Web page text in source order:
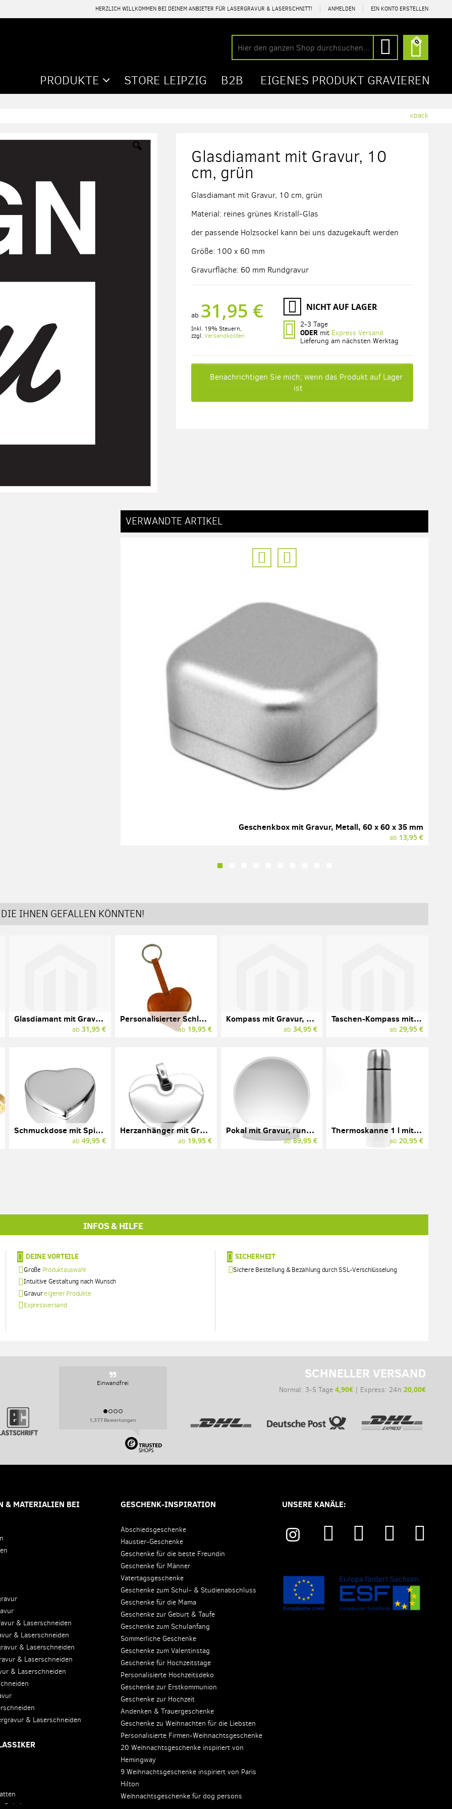
HERZLICH WILLKOMMEN BEI DEINEM ANBIETER FÜR LASERGRAVUR & LASERSCHNITT! ANMELDEN EIN KONTO ERSTELLEN
0
Suche
PRODUKTE STORE LEIPZIG B2B EIGENES PRODUKT GRAVIEREN
Glasdiamant mit Gravur, 10
cm, grün
Glasdiamant mit Gravur, 10 cm, grün
Material: reines grünes Kristall-Glas
der passende Holzsockel kann bei uns dazugekauft werden
Größe: 100 x 60 mm
Gravurfläche: 60 mm Rundgravur
ab 31,95 €
Inkl. 19% Steuern,
zzgl. Versandkosten
NICHT AUF LAGER
2-3 Tage
ODER mit Express Versand
Lieferung am nächsten Werktag
Benachrichtigen Sie mich, wenn das Produkt auf Lager
ist
«back
VERWANDTE ARTIKEL
Geschenkbox mit Gravur, Metall, 60 x 60 x 35 mm
ab 13,95 €
IHNEN GEFALLEN KÖNNTEN!
Glasdiamant mit Gravur, 10 cm, blau
ab 31,95 €
Personalisierter Schlüsselanhänger "Herz" mit Gravur, aus Naturleder
ab 19,95 €
Kompass mit Gravur, Messing in Holzbox
ab 34,95 €
Taschen-Kompass mit Gravur
ab 29,95 €
Schmuckdose mit Spieluhr und Gravur, Herzform, silber
ab 49,95 €
Herzanhänger mit Gravur, Edelstahl
ab 19,95 €
Pokal mit Gravur, rund, Acryl
ab 89,95 €
Thermoskanne 1 l mit Gravur, Edelstahl
ab 20,95 €
INFOS & HILFE
DEINE VORTEILE
Große Produktauswahl
Intuitive Gestaltung nach Wunsch
Gravureigener Produkte
Expressversand
SICHERHEIT
Sichere Bestellung & Bezahlung durch SSL-Verschlüsselung
Sehr persoenlich, sehr flexibel.
1,377 Bewertungen
SCHNELLER VERSAND
Normal: 3-5 Tage 4,90€| Express: 24h 20,00€
& MATERIALIEN BEI
& Laserschneiden
& Laserschneiden
& Laserschneiden
& Laserschneiden
& Laserschneiden
& Laserschneiden
GESCHENK-INSPIRATION
Abschiedsgeschenke
Haustier-Geschenke
Geschenke für die beste Freundin
Geschenke für Männer
Vatertagsgeschenke
Geschenke zum Schul- & Studienabschluss
Geschenke für die Mama
Geschenke zur Geburt & Taufe
Geschenke zum Schulanfang
Sommerliche Geschenke
Geschenke zum Valentinstag
Geschenke für Hochzeitstage
Personalisierte Hochzeitsdeko
Geschenke zur Erstkommunion
Geschenke zur Hochzeit
Andenken & Trauergeschenke
Geschenke zu Weihnachten für die Liebsten
Personalisierte Firmen-Weihnachtsgeschenke
20 Weihnachtsgeschenke inspiriert von
Hemingway
9 Weihnachtsgeschenke inspiriert von Paris
Hilton
Weihnachtsgeschenke für dog persons
UNSERE KANÄLE: